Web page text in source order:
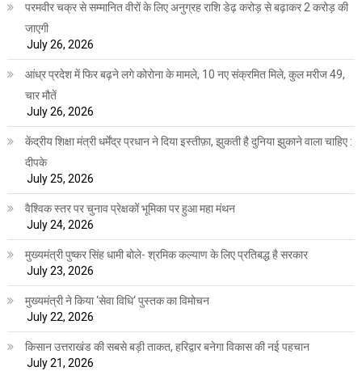
परमवीर चक्र से सम्मानित वीरों के लिए अनुग्रह राशि डेढ़ करोड़ से बढ़ाकर 2 करोड़ की
जाएगी
July 26, 2026
आंध्र प्रदेश में फिर बढ़ने लगे कोरोना के मामले, 10 नए संक्रमित मिले, कुल मरीज 49,
चार मौतें
July 26, 2026
केंद्रीय शिक्षा मंत्री धर्मेंद्र प्रधान ने दिया इस्तीफ़ा, झुकती है दुनिया झुकाने वाला चाहिए :
दीपके
July 25, 2026
वैश्विक स्तर पर चुनाव प्रेक्षकों भूमिका पर हुआ महा मंथन
July 24, 2026
मुख्यमंत्री पुष्कर सिंह धामी बोले- श्रमिक कल्याण के लिए प्रतिबद्ध है सरकार
July 23, 2026
मुख्यमंत्री ने किया ‘सेवा विधि‘ पुस्तक का विमोचन
July 22, 2026
किसान उत्तराखंड की सबसे बड़ी ताकत, हरिद्वार बनेगा विकास की नई पहचान
July 21, 2026